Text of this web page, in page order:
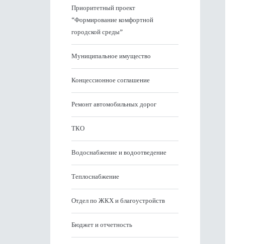
Приоритетный проект
“Формирование комфортной
городской среды”
Муниципальное имущество
Концессионное соглашение
Ремонт автомобильных дорог
ТКО
Водоснабжение и водоотведение
Теплоснабжение
Отдел по ЖКХ и благоустройств
Бюджет и отчетность